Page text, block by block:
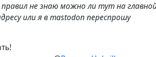
правил не знаю можно ли тут на
или я в mastodon переспрошу